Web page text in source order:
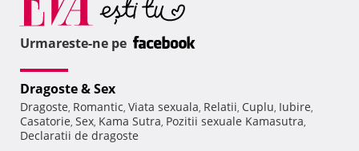
Urmareste-ne pe
Dragoste & Sex
Dragoste, Romantic, Viata sexuala, Relatii, Cuplu, Iubire,
Casatorie, Sex, Kama Sutra, Pozitii sexuale Kamasutra,
Declaratii de dragoste